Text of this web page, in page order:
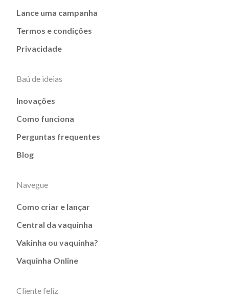
Lance uma campanha
Termos e condições
Privacidade
Baú de ideias
Inovações
Como funciona
Perguntas frequentes
Blog
Navegue
Como criar e lançar
Central da vaquinha
Vakinha ou vaquinha?
Vaquinha Online
Cliente feliz